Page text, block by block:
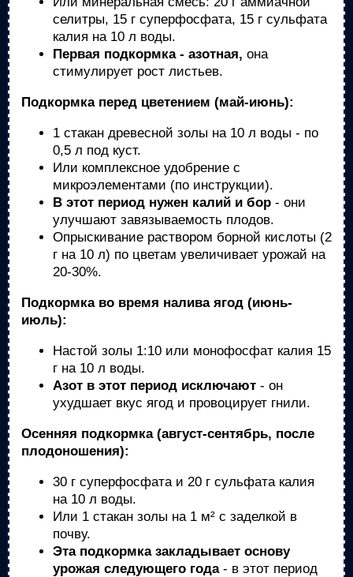
селитры, 15 г суперфосфата, 15 г сульфата
калия на 10 л воды.
Первая подкормка - азотная, она
стимулирует рост листьев.
Подкормка перед цветением (май-июнь):
1 стакан древесной золы на 10 л воды - по
0,5 л под куст.
Или комплексное удобрение с
микроэлементами (по инструкции).
В этот период нужен калий и бор - они
улучшают завязываемость плодов.
Опрыскивание раствором борной кислоты (2
г на 10 л) по цветам увеличивает урожай на
20-30%.
Подкормка во время налива ягод (июнь-
июль):
Настой золы 1:10 или монофосфат калия 15
г на 10 л воды.
Азот в этот период исключают - он
ухудшает вкус ягод и провоцирует гнили.
Осенняя подкормка (август-сентябрь, после
плодоношения):
30 г суперфосфата и 20 г сульфата калия
на 10 л воды.
Или 1 стакан золы на 1 м² с заделкой в
почву.
Эта подкормка закладывает основу
урожая следующего года- в этот период